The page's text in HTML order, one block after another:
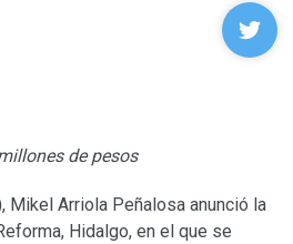
de pesos
Mikel Arriola Peñalosa anunció la
Hidalgo, en el que se